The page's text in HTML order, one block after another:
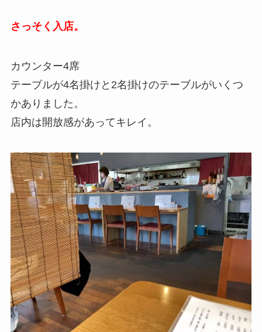
さっそく入店。
カウンター4席
テーブルが4名掛けと2名掛けのテーブルがいくつ
かありました。
店内は開放感があってキレイ。